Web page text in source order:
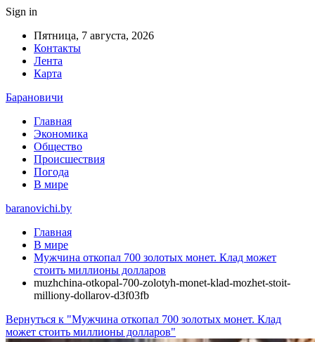
Sign in
Пятница, 7 августа, 2026
Контакты
Лента
Карта
Барановичи
Главная
Экономика
Общество
Происшествия
Погода
В мире
baranovichi.by
Главная
В мире
Мужчина откопал 700 золотых монет. Клад может
стоить миллионы долларов
muzhchina-otkopal-700-zolotyh-monet-klad-mozhet-stoit-
milliony-dollarov-d3f03fb
Вернуться к "Мужчина откопал 700 золотых монет. Клад
может стоить миллионы долларов"